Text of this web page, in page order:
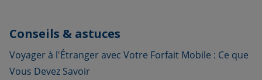
Conseils & astuces
Voyager à l'Étranger avec Votre Forfait Mobile : Ce que
Vous Devez Savoir